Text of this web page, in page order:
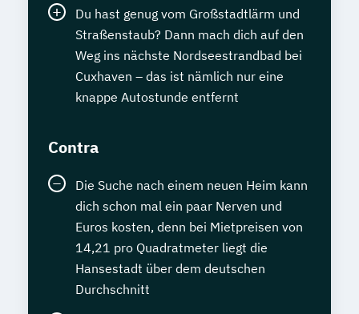
Kaufmännisches Praxiswissen
Key-Account-Manager
Kinder- und Jugendbuchautor
Kindererziehung Kraftfahrzeugtechnik
Kreatives Schreiben Kunst verstehen
Latein Grundkurs
Unterrichtsgestaltung
Lerncoach Logistikmanagement
Logistikmeister
Managementassistent (bSb)
Marketing und Marktforschung
Du hast genug vom Großstadtlärm und
Straßenstaub? Dann mach dich auf den
Weg ins nächste Nordseestrandbad bei
Cuxhaven – das ist nämlich nur eine
knappe Autostunde entfernt
Contra
Die Suche nach einem neuen Heim kann
dich schon mal ein paar Nerven und
Euros kosten, denn bei Mietpreisen von
14,21 pro Quadratmeter liegt die
Hansestadt über dem deutschen
Durchschnitt